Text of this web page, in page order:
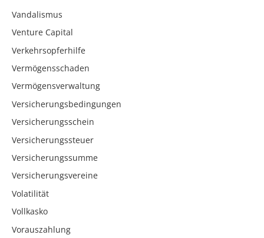
Vandalismus
Venture Capital
Verkehrsopferhilfe
Vermögensschaden
Vermögensverwaltung
Versicherungsbedingungen
Versicherungsschein
Versicherungssteuer
Versicherungssumme
Versicherungsvereine
Volatilität
Vollkasko
Vorauszahlung